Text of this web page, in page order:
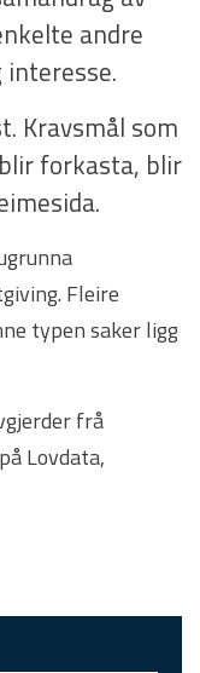
andre
Kravsmål som
forkasta, blir
Fleire
typen saker ligg
frå
Lovdata,